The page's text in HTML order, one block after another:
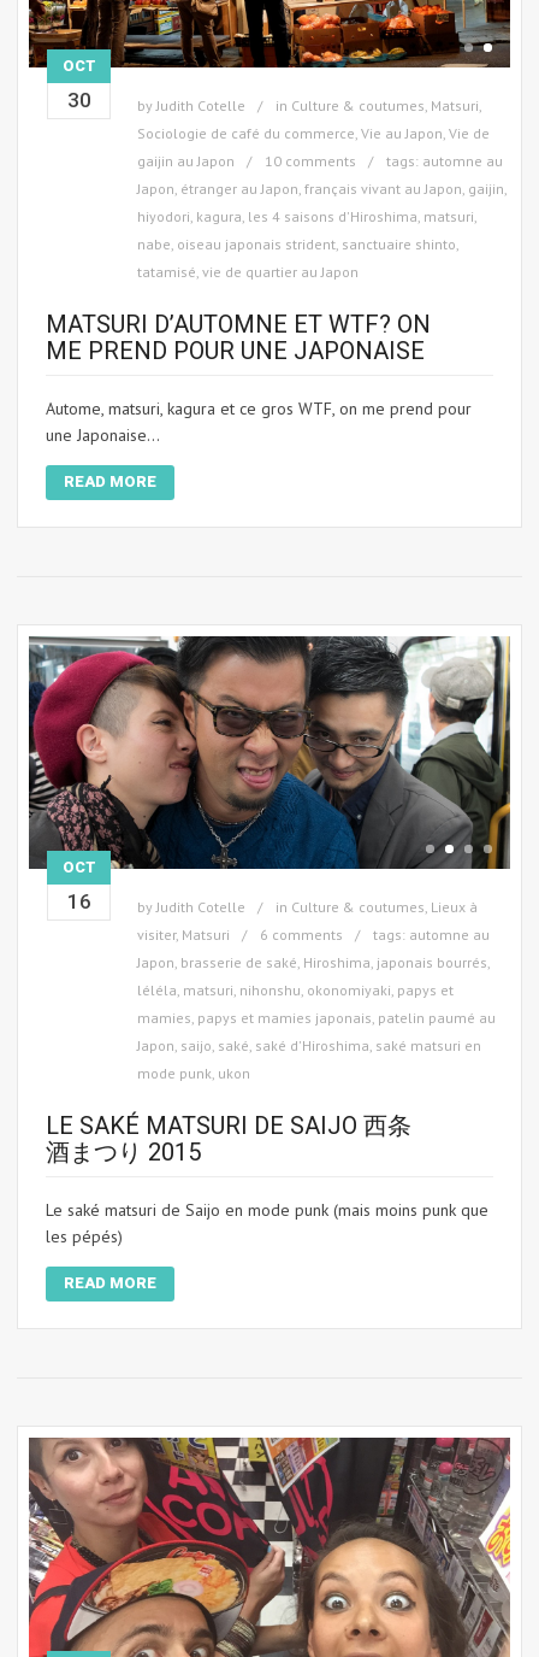
OCT
30 byJudith Cotelle in Culture & coutumes, Matsuri,
Sociologie de café du commerce, Vie au Japon, Vie de
gaijin au Japon
10 comments tags: automne au
Japon, étranger au Japon, français vivant au Japon, gaijin,
hiyodori, kagura, les 4 saisons d'Hiroshima, matsuri,
nabe, oiseau japonais strident, sanctuaire shinto,
tatamisé, vie de quartier au Japon
MATSURI D’AUTOMNE ET WTF? ON
ME PREND POUR UNE JAPONAISE
Autome, matsuri, kagura et ce gros WTF, on me prend pour
une Japonaise...
READ MORE
OCT
16 by Judith Cotelle in Culture & coutumes Lieux à
visiter, Matsuri 6 comments tags: automne au
Japon brasserie de saké Hiroshima japonais bourrés
léléla matsuri nihonshu okonomiyaki papys et
mamies papys et mamies japonais patelin paumé au
Japon saijo saké saké d'Hiroshima saké matsuri en
mode punk ukon
LE SAKÉ MATSURI DE SAIJO 西条
酒まつり 2015
Le saké matsuri de Saijo en mode punk (mais moins punk que
les pépés)
READ MORE